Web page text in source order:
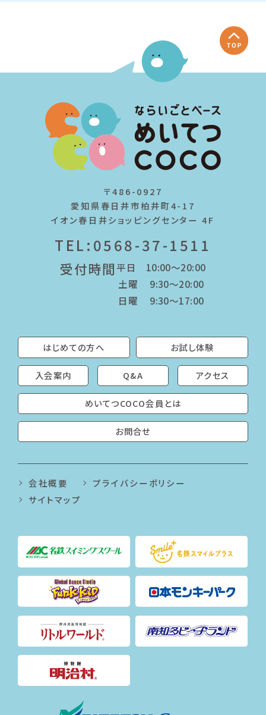
〒486-0927
愛知県春日井市柏井町4-17
イオン春日井ショッピングセンター 4F
TEL:0568-37-1511
受付時間平日 10:00～20:00
土曜 9:30～20:00
日曜 9:30～17:00
はじめての方へ お試し体験
入会案内 Q&A アクセス
めいてつCOCO会員とは
お問合せ
会社概要
プライバシーポリシー
サイトマップ